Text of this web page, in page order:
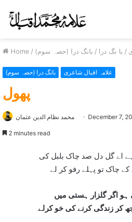
Home / / با نگ درا / بانگ درا (حصہ سوم)
بانگ درا (حصہ سوم) علامہ اقبال شاعری
پھول
محمد نظام الدین عثمان December 7,
2 minutes read
اے گل دل صد چاک بلبل کی
کے چاک تو پہلے رفو کر لے
ہو اگر گلزار ہستی ميں
کر زندگی کرنے کی خو کرلے